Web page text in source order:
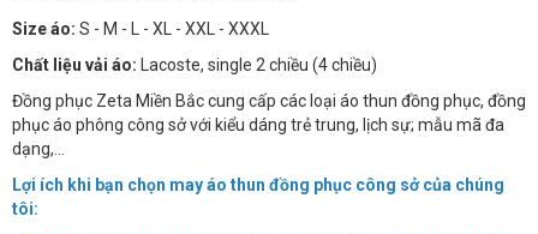
Size áo: S - M - L - XL - XXL - XXXL
Chất liệu vải áo:
Lacoste, single 2 chiều (4 chiều)
Đồng phục Zeta Miền Bắc cung cấp các loại áo thun đồng phục, đồng
phục áo phông công sở với kiểu dáng trẻ trung, lịch sự; mẫu mã đa
dạng,...
Lợi ích khi bạn chọn may áo thun đồng phục công sở của chúng
tôi: